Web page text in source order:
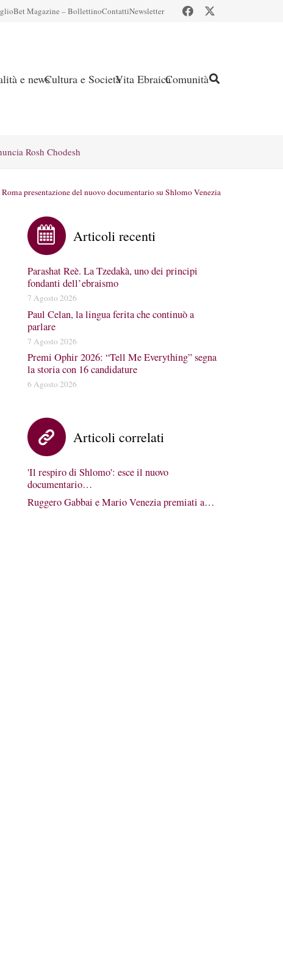
Bet Magazine – BollettinoContattiNewsletter
e newsCultura e SocietàVita EbraicaComunità
Rosh Chodesh
presentazione del nuovo documentario su Shlomo Venezia
Articoli recenti
Parashat Reè. La Tzedakà, uno dei principi
fondanti dell’ebraismo
7 Agosto 2026
Paul Celan, la lingua ferita che continuò a
parlare
7 Agosto 2026
Premi Ophir 2026: “Tell Me Everything” segna
la storia con 16 candidature
6 Agosto 2026
Articoli correlati
'Il respiro di Shlomo': esce il nuovo
documentario…
Ruggero Gabbai e Mario Venezia premiati a…